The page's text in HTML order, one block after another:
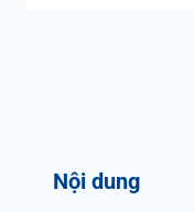
Nội dung